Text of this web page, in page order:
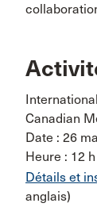
Canadian
Date : 26
Heure : 12
Détails et
anglais)